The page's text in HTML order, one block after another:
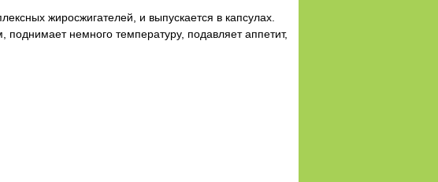
жиросжигателей, и выпускается в капсулах.
поднимает немного температуру, подавляет аппетит,